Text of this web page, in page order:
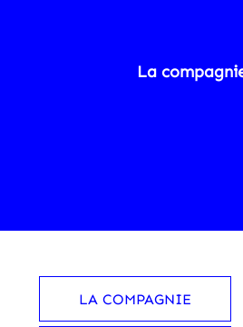
La
LA COMPAGNIE